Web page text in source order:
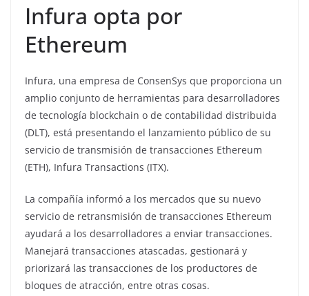
Infura opta por
Ethereum
Infura, una empresa de ConsenSys que proporciona un
amplio conjunto de herramientas para desarrolladores
de tecnología blockchain o de contabilidad distribuida
(DLT), está presentando el lanzamiento público de su
servicio de transmisión de transacciones Ethereum
(ETH), Infura Transactions (ITX).
La compañía informó a los mercados que su nuevo
servicio de retransmisión de transacciones Ethereum
ayudará a los desarrolladores a enviar transacciones.
Manejará transacciones atascadas, gestionará y
priorizará las transacciones de los productores de
bloques de atracción, entre otras cosas.